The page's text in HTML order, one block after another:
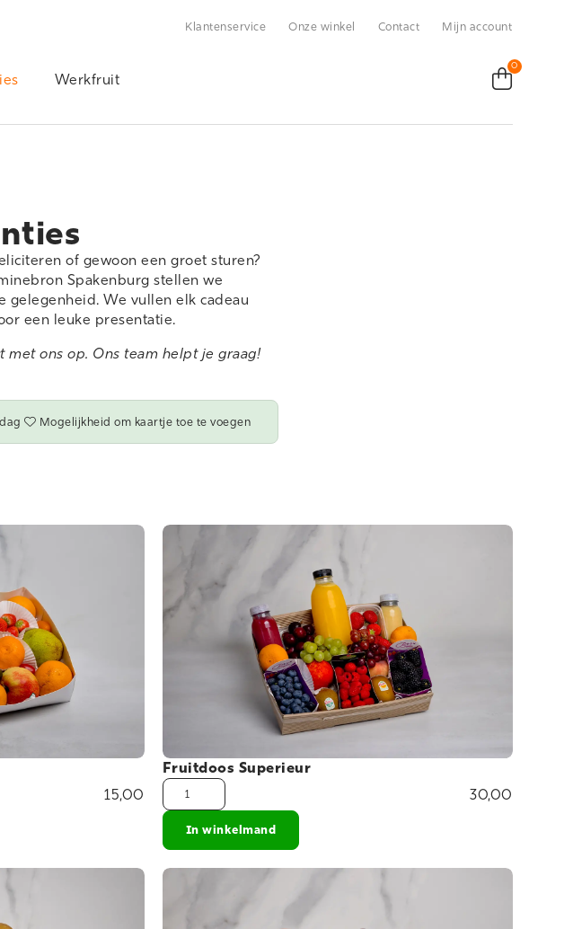
Klantenservice Onze winkel Contact Mijn account
Werkfruit
0
of gewoon een groet sturen?
Spakenburg stellen we
gelegenheid. We vullen elk cadeau
een leuke presentatie.
met ons op. Ons team helpt je graag!
Mogelijkheid om kaartje toe te voegen
15,00
Fruitdoos Superieur
30,00
In winkelmand